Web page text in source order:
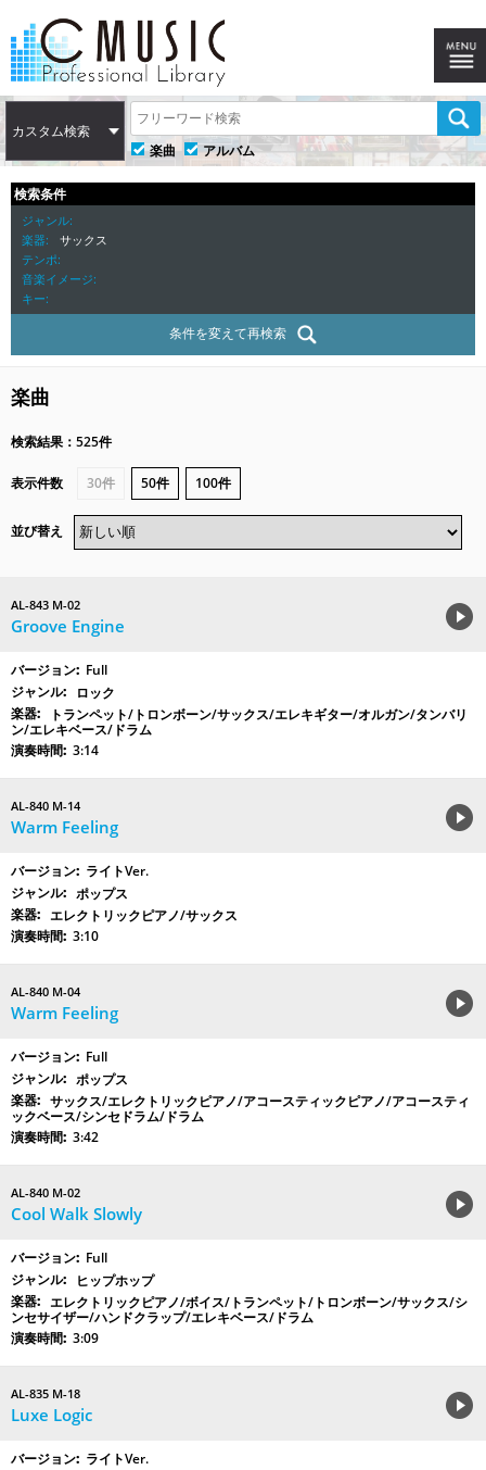
カスタム検索
楽曲
アルバム
検索条件
ジャンル
楽器
サックス
テンポ
音楽イメージ
キー
条件を変えて再検索
楽曲
検索結果：525件
表示件数 30件 50件 100件
並び替え
AL-843 M-02
Groove Engine
Full
ロック
トランペット/トロンボーン/サックス/エレキギター/オルガン/タンバリ
ン/エレキベース/ドラム
3:14
AL-840 M-14
Warm Feeling
ライトVer.
ポップス
エレクトリックピアノ/サックス
3:10
AL-840 M-04
Warm Feeling
Full
ポップス
サックス/エレクトリックピアノ/アコースティックピアノ/アコースティ
ックベース/シンセドラム/ドラム
3:42
AL-840 M-02
Cool Walk Slowly
Full
ヒップホップ
エレクトリックピアノ/ボイス/トランペット/トロンボーン/サックス/シ
ンセサイザー/ハンドクラップ/エレキベース/ドラム
3:09
AL-835 M-18
Luxe Logic
ライトVer.